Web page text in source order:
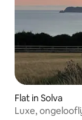
Flat in Solva
Luxe,